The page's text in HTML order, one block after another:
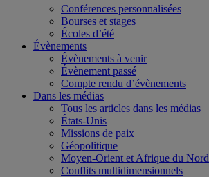
Conférences personnalisées
Bourses et stages
Écoles d’été
Évènements
Évènements à venir
Évènement passé
Compte rendu d’évènements
Dans les médias
Tous les articles dans les médias
États-Unis
Missions de paix
Géopolitique
Moyen-Orient et Afrique du Nord
Conflits multidimensionnels